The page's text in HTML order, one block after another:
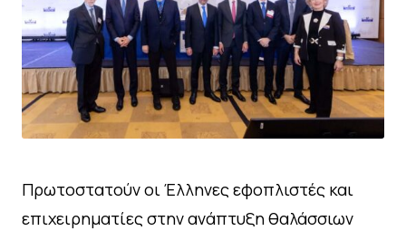
Πρωτοστατούν οι Έλληνες εφοπλιστές και
επιχειρηματίες στην ανάπτυξη θαλάσσιων